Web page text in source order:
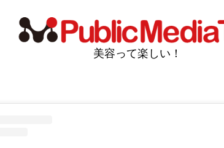
美容って楽しい！